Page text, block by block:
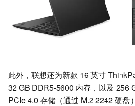
此外，联想还为新款 16 英寸
32 GB DDR5-5600 内存，以及 256
PCIe 4.0 存储（通过 M.2 2242 硬盘